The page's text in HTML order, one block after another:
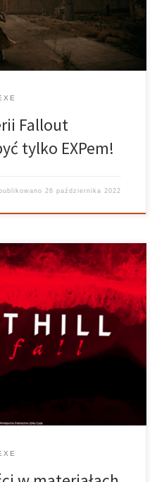
Fallout
tylko EXPem!
26 października 2022
Townfall zostawili fanom coś
się, że we wspomnianym
Sekrety Silent Hill
tworzona przez studio No